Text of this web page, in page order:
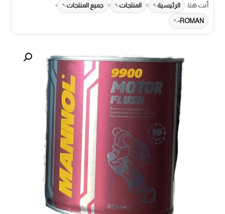
أنت هنا: الرئيسية › المنتجات › جميع المنتجات ›
ROMAN-